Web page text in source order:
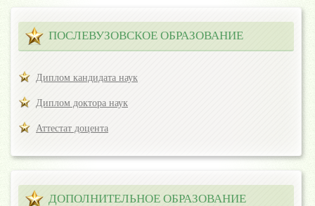
ПОСЛЕВУЗОВСКОЕ ОБРАЗОВАНИЕ
Диплом кандидата наук
Диплом доктора наук
Аттестат доцента
ДОПОЛНИТЕЛЬНОЕ ОБРАЗОВАНИЕ